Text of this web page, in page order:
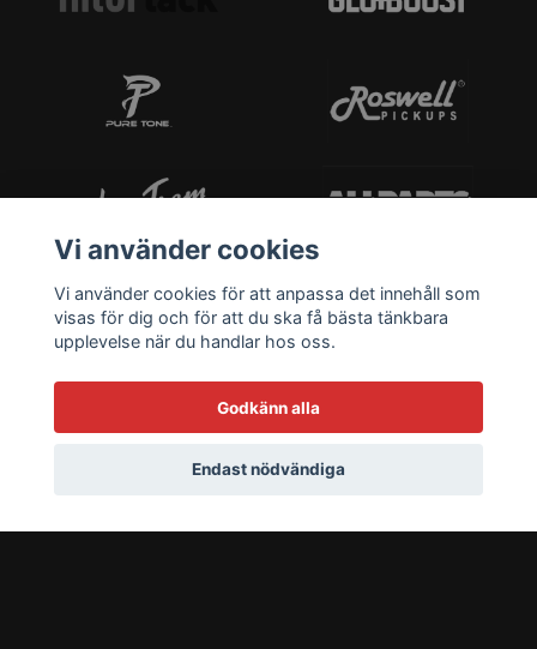
Vi använder cookies
Vi använder cookies för att anpassa det innehåll som
visas för dig och för att du ska få bästa tänkbara
upplevelse när du handlar hos oss.
Godkänn alla
Endast nödvändiga